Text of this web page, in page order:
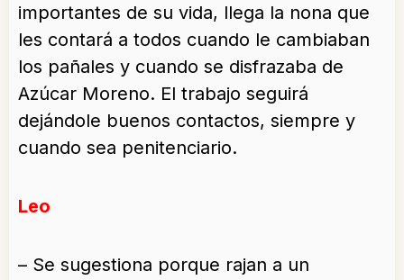
importantes de su vida, llega la nona que
les contará a todos cuando le cambiaban
los pañales y cuando se disfrazaba de
Azúcar Moreno. El trabajo seguirá
dejándole buenos contactos, siempre y
cuando sea penitenciario.
Leo
– Se sugestiona porque rajan a un